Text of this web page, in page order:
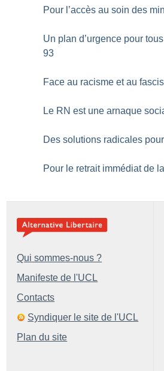
Pour l’accès au soin des
Un plan d’urgence pour
93
Face au racisme et au
Le RN est une arnaque
Des solutions radicales
Pour le retrait immédiat de
Qui sommes-nous ?
Manifeste de l'UCL
Contacts
Syndiquer le site de l'UCL
Plan du site